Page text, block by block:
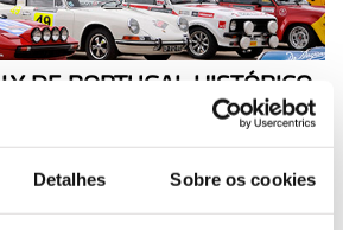
Detalhes Sobre os cookies
DE PORTUGAL HISTÓRICO